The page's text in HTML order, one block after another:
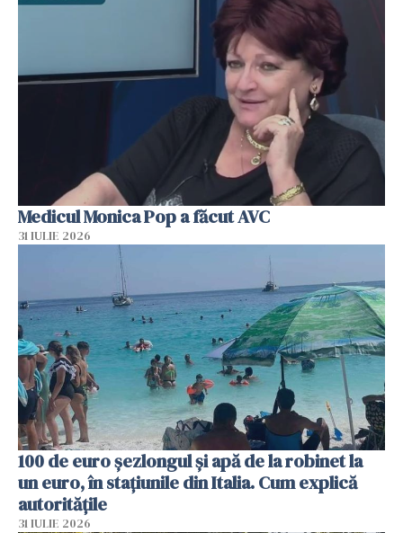
Medicul Monica Pop a făcut AVC
31 IULIE 2026
100 de euro șezlongul și apă de la robinet la
un euro, în stațiunile din Italia. Cum explică
autoritățile
31 IULIE 2026